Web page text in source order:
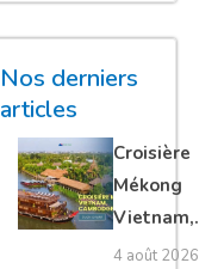
Nos derniers
articles
Croisière
Mékong
Vietnam,
Cambodge
4 août 2026